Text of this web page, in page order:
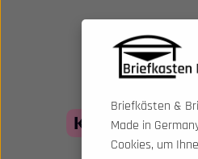
Briefkästen &
Made in
Cookies, um